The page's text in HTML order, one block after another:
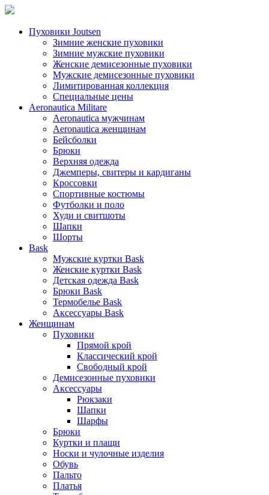
Пуховики Joutsen
Зимние женские пуховики
Зимние мужские пуховики
Женские демисезонные пуховики
Мужские демисезонные пуховики
Лимитированная коллекция
Специальные цены
Aeronautica Militare
Aeronautica мужчинам
Aeronautica женщинам
Бейсболки
Брюки
Верхняя одежда
Джемперы, свитеры и кардиганы
Кроссовки
Спортивные костюмы
Футболки и поло
Худи и свитшоты
Шапки
Шорты
Bask
Мужские куртки Bask
Женские куртки Bask
Детская одежда Bask
Брюки Bask
Термобелье Bask
Аксессуары Bask
Женщинам
Пуховики
Прямой крой
Классический крой
Свободный крой
Демисезонные пуховики
Аксессуары
Рюкзаки
Шапки
Шарфы
Брюки
Куртки и плащи
Носки и чулочные изделия
Обувь
Пальто
Платья